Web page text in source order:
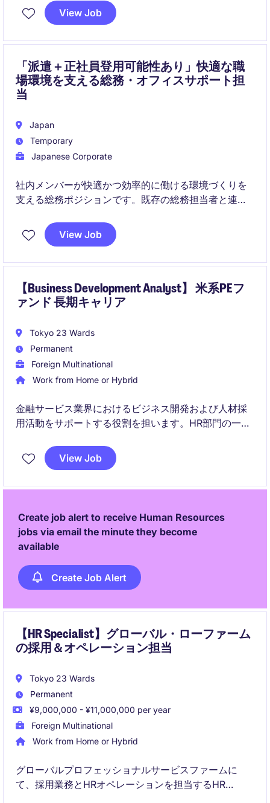
補者との関係構築に焦点を当てていただきます。
View Job
「派遣＋正社員登用可能性あり」快適な職
場環境を支える総務・オフィスサポート担
当
Japan
Temporary
Japanese Corporate
社内メンバーが快適かつ効率的に働ける環境づくりを
支える総務ポジションです。既存の総務担当者と連携
トを幅広く担当していただきます。
View Job
【Business Development Analyst】 米系PEフ
ァンド 長期キャリア
Tokyo 23 Wards
Permanent
Foreign Multinational
Work from Home or Hybrid
金融サービス業界におけるビジネス開発および人材採
用活動をサポートする役割を担います。HR部門の一員
の成長を支援します。
View Job
Create job alert to receive Human Resources
jobs via email the minute they become
available
Create Job Alert
【HR Specialist】グローバル・ローファーム
の採用＆オペレーション担当
Tokyo 23 Wards
Permanent
¥9,000,000 - ¥11,000,000 per year
Foreign Multinational
Work from Home or Hybrid
グローバルプロフェッショナルサービスファームに
て、採用業務とHRオペレーションを担当するHR